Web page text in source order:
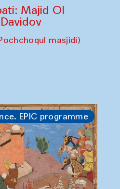
Majid Ol
masjidi)
EPIC programme